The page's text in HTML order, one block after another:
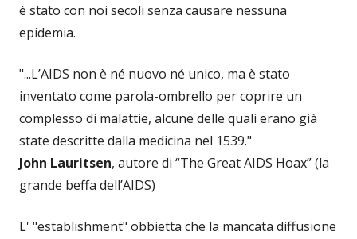
è stato con noi secoli senza causare nessuna
epidemia.
"...L’AIDS non è né nuovo né unico, ma è stato
inventato come parola-ombrello per coprire un
complesso di malattie, alcune delle quali erano già
state descritte dalla medicina nel 1539."
John Lauritsen, autore di “The Great AIDS Hoax” (la
grande beffa dell’AIDS)
L' "establishment" obbietta che la mancata diffusione